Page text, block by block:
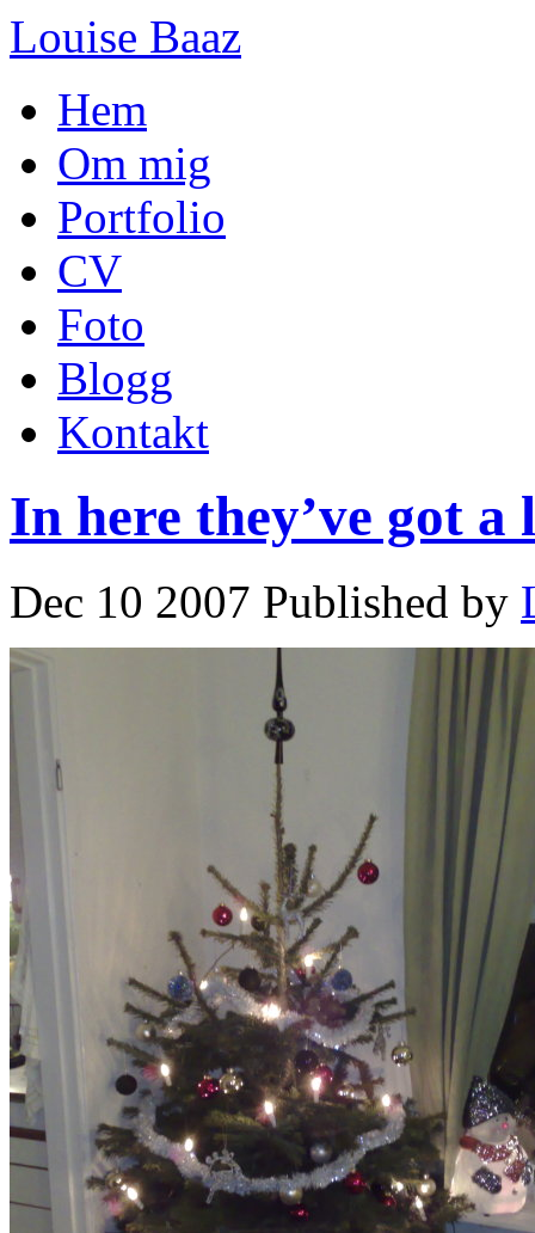
Louise Baaz
Hem
Om mig
Portfolio
CV
Foto
Blogg
Kontakt
In here they’ve got
Dec 10 2007 Published by